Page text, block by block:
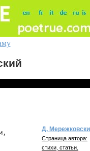
Д.
Страница автора:
стихи, статьи.